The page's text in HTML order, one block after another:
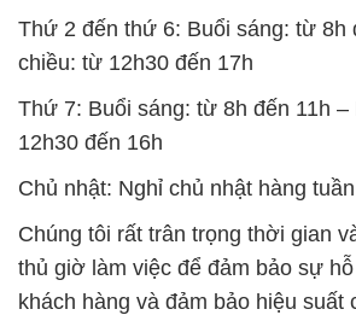
Thứ 2 đến thứ 6: Buổi sáng: từ 8h
chiều: từ 12h30 đến 17h
Thứ 7: Buổi sáng: từ 8h đến 11h
12h30 đến 16h
Chủ nhật: Nghỉ chủ nhật hàng tuần
Chúng tôi rất trân trọng thời gian
thủ giờ làm việc để đảm bảo sự
khách hàng và đảm bảo hiệu suất